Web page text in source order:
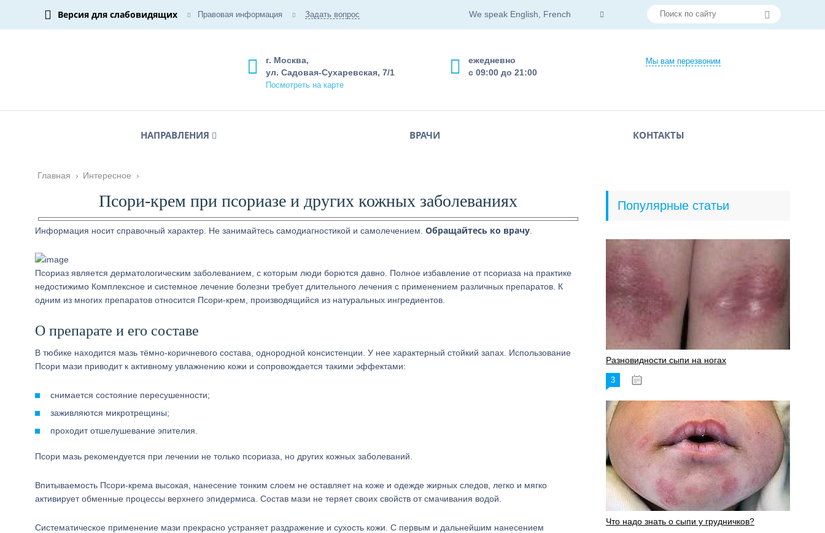
Версия для слабовидящих Правовая информация Задать вопрос We speak English, French
Мы вам перезвоним
ежедневно
с 09:00 до 21:00
г. Москва,
ул. Садовая-Сухаревская, 7/1
Посмотреть на карте
НАПРАВЛЕНИЯ ВРАЧИ КОНТАКТЫ
Главная › Интересное ›
Псори-крем при псориазе и других кожных заболеваниях
Информация носит справочный характер. Не занимайтесь самодиагностикой и самолечением. Обращайтесь ко врачу
Псориаз является дерматологическим заболеванием, с которым люди борются давно. Полное избавление от псориаза на практике
недостижимо Комплексное и системное лечение болезни требует длительного лечения с применением различных препаратов. К
одним из многих препаратов относится Псори-крем, производящийся из натуральных ингредиентов.
О препарате и его составе
В тюбике находится мазь тёмно-коричневого состава, однородной консистенции. У нее характерный стойкий запах. Использование
Псори мази приводит к активному увлажнению кожи и сопровождается такими эффектами:
снимается состояние пересушенности;
заживляются микротрещины;
проходит отшелушевание эпителия.
Псори мазь рекомендуется при лечении не только псориаза, но других кожных заболеваний.
Впитываемость Псори-крема высокая, нанесение тонким слоем не оставляет на коже и одежде жирных следов, легко и мягко
активирует обменные процессы верхнего эпидермиса. Состав мази не теряет своих свойств от смачивания водой.
Систематическое применение мази прекрасно устраняет раздражение и сухость кожи. С первым и дальнейшим нанесением
Популярные статьи
Разновидности сыпи на ногах
3
Что надо знать о сыпи у грудничков?